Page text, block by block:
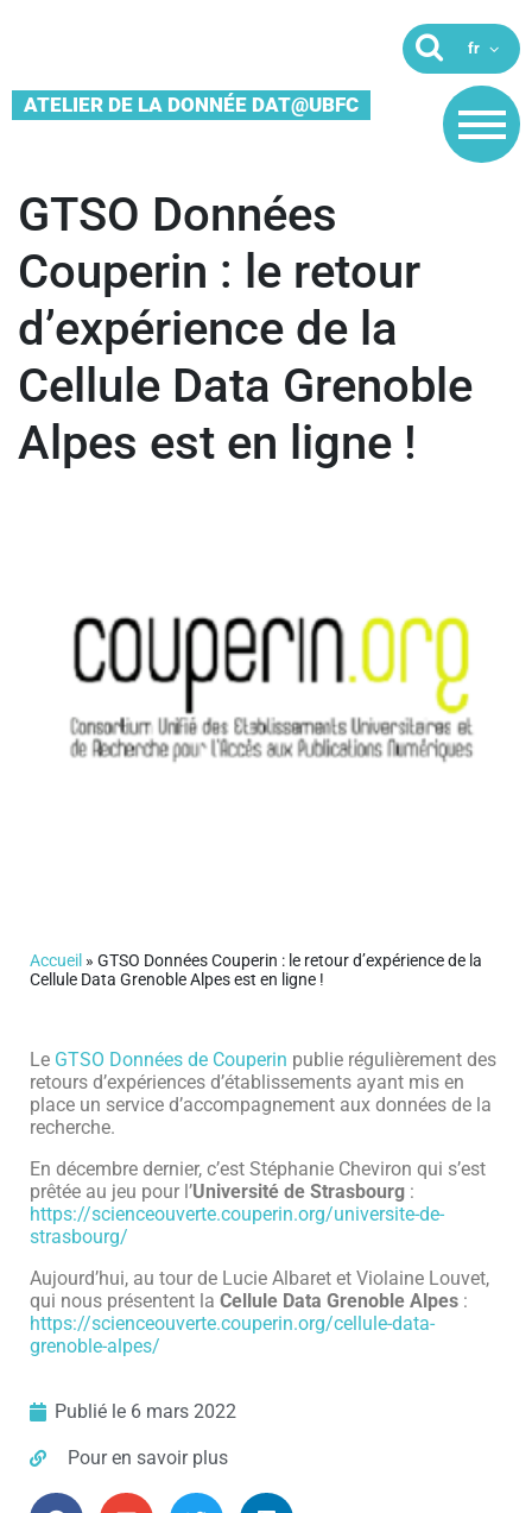
ATELIER DE LA DONNÉE DAT@UBFC
GTSO Données
Couperin : le retour
d’expérience de la
Cellule Data Grenoble
Alpes est en ligne !
Accueil » GTSO Données Couperin : le retour d’expérience de la
Cellule Data Grenoble Alpes est en ligne !
Le GTSO Données de Couperin publie régulièrement des
retours d’expériences d’établissements ayant mis en
place un service d’accompagnement aux données de la
recherche.
En décembre dernier, c’est Stéphanie Cheviron qui s’est
prêtée au jeu pour l’Université de Strasbourg :
https://scienceouverte.couperin.org/universite-de-
strasbourg/
Aujourd’hui, au tour de Lucie Albaret et Violaine Louvet,
qui nous présentent la Cellule Data Grenoble Alpes :
https://scienceouverte.couperin.org/cellule-data-
grenoble-alpes/
Publié le 6 mars 2022
Pour en savoir plus